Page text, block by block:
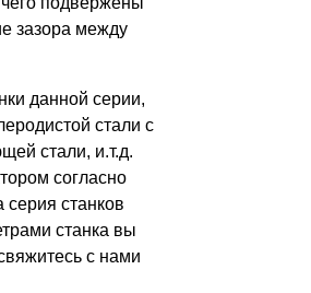
зазора между
данной серии,
стали с
стали, и.т.д.
согласно
серия станков
станка вы
с нами